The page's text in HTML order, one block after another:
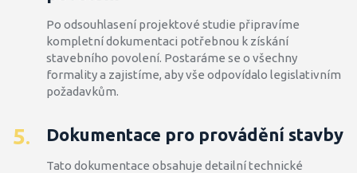
Po odsouhlasení projektové studie připravíme
kompletní dokumentaci potřebnou k získání
stavebního povolení. Postaráme se o všechny
formality a zajistíme, aby vše odpovídalo legislativním
požadavkům.
5. Dokumentace pro provádění stavby
Tato dokumentace obsahuje detailní technické